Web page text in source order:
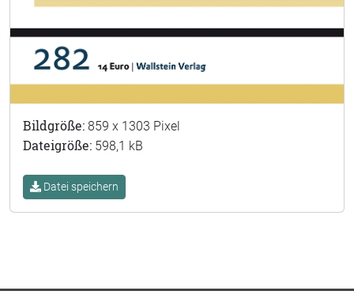
Bildgröße: 859 x 1303 Pixel
Dateigröße: 598,1 kB
Datei speichern